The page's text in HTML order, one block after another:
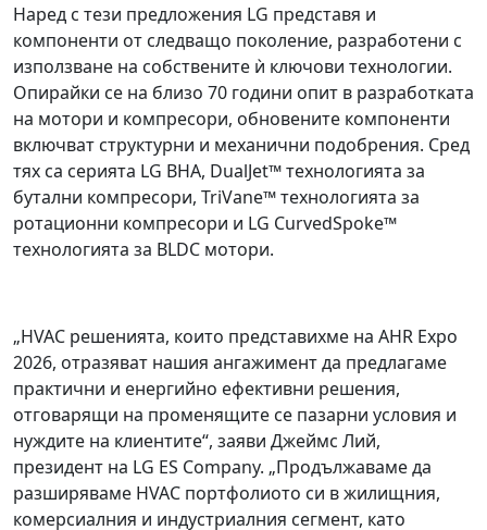
Наред с тези предложения LG представя и
компоненти от следващо поколение, разработени с
използване на собствените ѝ ключови технологии.
Опирайки се на близо 70 години опит в разработката
на мотори и компресори, обновените компоненти
включват структурни и механични подобрения. Сред
тях са серията LG BHA, DualJet™ технологията за
бутални компресори, TriVane™ технологията за
ротационни компресори и LG CurvedSpoke™
технологията за BLDC мотори.
„HVAC решенията, които представихме на AHR Expo
2026, отразяват нашия ангажимент да предлагаме
практични и енергийно ефективни решения,
отговарящи на променящите се пазарни условия и
нуждите на клиентите“, заяви Джеймс Лий,
президент на LG ES Company. „Продължаваме да
разширяваме HVAC портфолиото си в жилищния,
комерсиалния и индустриалния сегмент, като